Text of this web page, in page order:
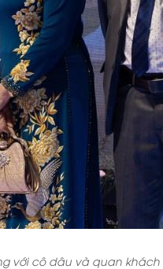
với cô dâu và quan khách